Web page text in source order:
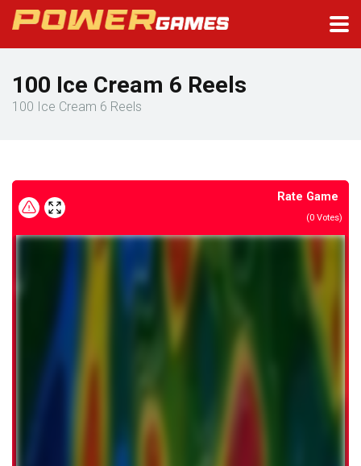
100 Ice Cream 6 Reels
100 Ice Cream 6 Reels
Rate Game
(0 Votes)